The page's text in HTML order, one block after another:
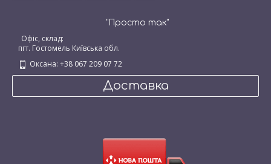
"Просто так"
Офіс, склад:
пгт. Гостомель Київська обл.
Оксана: +38 067 209 07 72
Доставка